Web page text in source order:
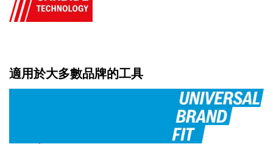
適用於大多數品牌的工具